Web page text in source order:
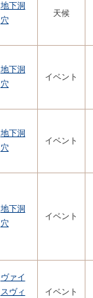
地下洞
穴
天候
地下洞
穴
イベント
地下洞
穴
イベント
地下洞
穴
イベント
ヴァイ
スヴィ
イベント